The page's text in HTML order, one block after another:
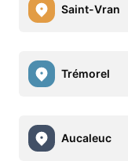
Saint-Vran
Trémorel
Aucaleuc